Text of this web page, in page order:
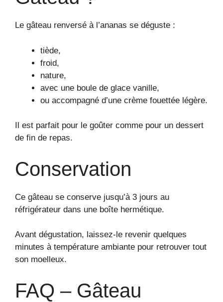
Le gâteau renversé à l’ananas se déguste :
tiède,
froid,
nature,
avec une boule de glace vanille,
ou accompagné d’une crème fouettée légère.
Il est parfait pour le goûter comme pour un dessert
de fin de repas.
Conservation
Ce gâteau se conserve jusqu’à 3 jours au
réfrigérateur dans une boîte hermétique.
Avant dégustation, laissez-le revenir quelques
minutes à température ambiante pour retrouver tout
son moelleux.
FAQ – Gâteau